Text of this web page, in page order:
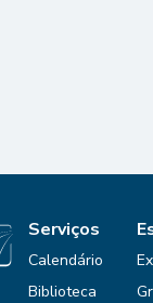
Serviços
Calendário
Biblioteca